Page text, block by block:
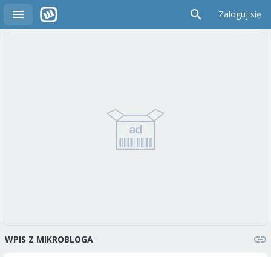
Zaloguj się
WPIS Z MIKROBLOGA